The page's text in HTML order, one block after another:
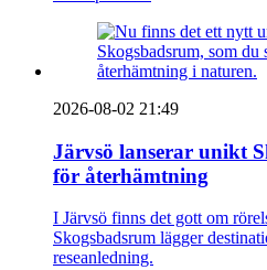
2026-08-02 21:49
Järvsö lanserar unikt
för återhämtning
I Järvsö finns det gott om
Skogsbadsrum lägger
reseanledning.